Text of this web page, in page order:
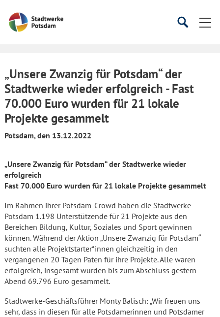
Startseite
SucheSuche
„Unsere Zwanzig für Potsdam“ der
Stadtwerke wieder erfolgreich - Fast
70.000 Euro wurden für 21 lokale
Projekte gesammelt
Potsdam, den 13.12.2022
„Unsere Zwanzig für Potsdam“ der Stadtwerke wieder
erfolgreich
Fast 70.000 Euro wurden für 21 lokale Projekte gesammelt
Im Rahmen ihrer Potsdam-Crowd haben die Stadtwerke
Potsdam 1.198 Unterstützende für 21 Projekte aus den
Bereichen Bildung, Kultur, Soziales und Sport gewinnen
können. Während der Aktion „Unsere Zwanzig für Potsdam“
suchten alle Projektstarter*innen gleichzeitig in den
vergangenen 20 Tagen Paten für ihre Projekte. Alle waren
erfolgreich, insgesamt wurden bis zum Abschluss gestern
Abend 69.796 Euro gesammelt.
Stadtwerke-Geschäftsführer Monty Balisch: „Wir freuen uns
sehr, dass in diesen für alle Potsdamerinnen und Potsdamer